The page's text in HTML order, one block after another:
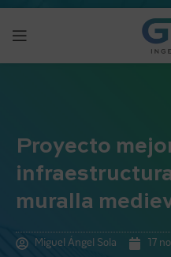
Proyecto
muralla
Miguel Ángel Sola 17